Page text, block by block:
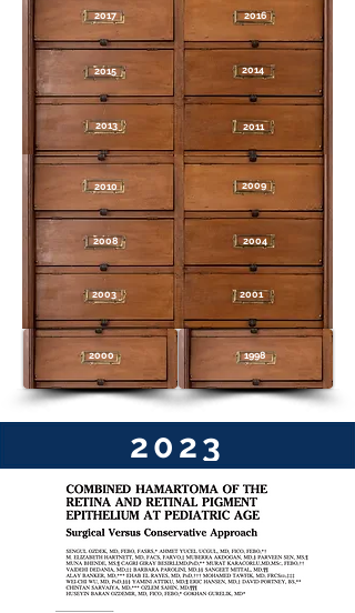
2017
2014
2015
2016
2013 2011
2008
2009
2010
2003
2004
2001
2000 1998
2023